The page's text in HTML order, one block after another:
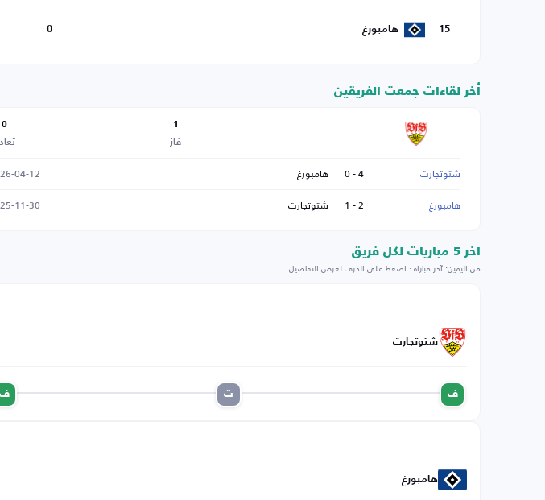
15 هامبورغ 0
أخر لقاءات جمعت الفريقين
1
فاز
0
شتوتجارت 4 - 0 هامبورغ 04-12
هامبورغ
2 - 1 شتوتجارت 11-30
اخر 5 مباريات لكل فريق
من اليمين: آخر مباراة · اضغط على الحرف لعرض التفاصيل
شتوتجارت
ف ت ف
هامبورغ